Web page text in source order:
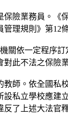
險業務員。
理規則》第
關依一定程序
此不法之保險
師。依全國
私立學校應
了上述大法官